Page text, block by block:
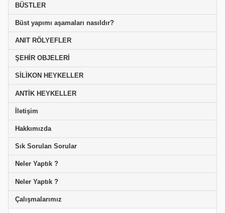
BÜSTLER
Büst yapımı aşamaları nasıldır?
ANIT RÖLYEFLER
ŞEHİR OBJELERİ
SİLİKON HEYKELLER
ANTİK HEYKELLER
İletişim
Hakkımızda
Sık Sorulan Sorular
Neler Yaptık ?
Neler Yaptık ?
Çalışmalarımız